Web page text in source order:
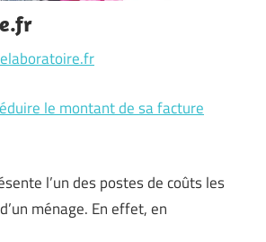
le montant de sa facture
l’un des postes de coûts les
ménage. En effet, en